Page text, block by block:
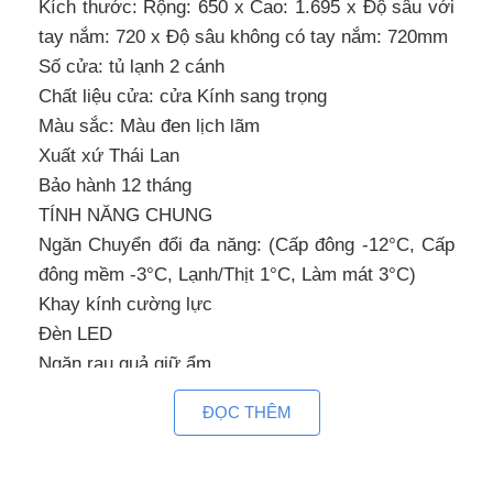
Kích thước: Rộng: 650 x Cao: 1.695 x Độ sâu với
tay nắm: 720 x Độ sâu không có tay nắm: 720mm
Số cửa: tủ lạnh 2 cánh
Chất liệu cửa: cửa Kính sang trọng
Màu sắc: Màu đen lịch lãm
Xuất xứ Thái Lan
Bảo hành 12 tháng
TÍNH NĂNG CHUNG
Ngăn Chuyển đổi đa năng: (Cấp đông -12°C, Cấp
đông mềm -3°C, Lạnh/Thịt 1°C, Làm mát 3°C)
Khay kính cường lực
Đèn LED
Ngăn rau quả giữ ẩm
Chế độ làm đá tự động
Cảm biến kép thông minh (Cảm biến nhiệt ECO)
ĐỌC THÊM